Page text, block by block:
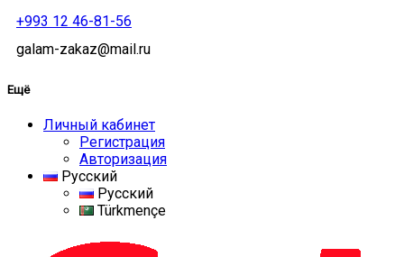
+993 12 46-81-56
galam-zakaz@mail.ru
Ещё
Личный кабинет
Регистрация
Авторизация
Русский
Русский
Türkmençe